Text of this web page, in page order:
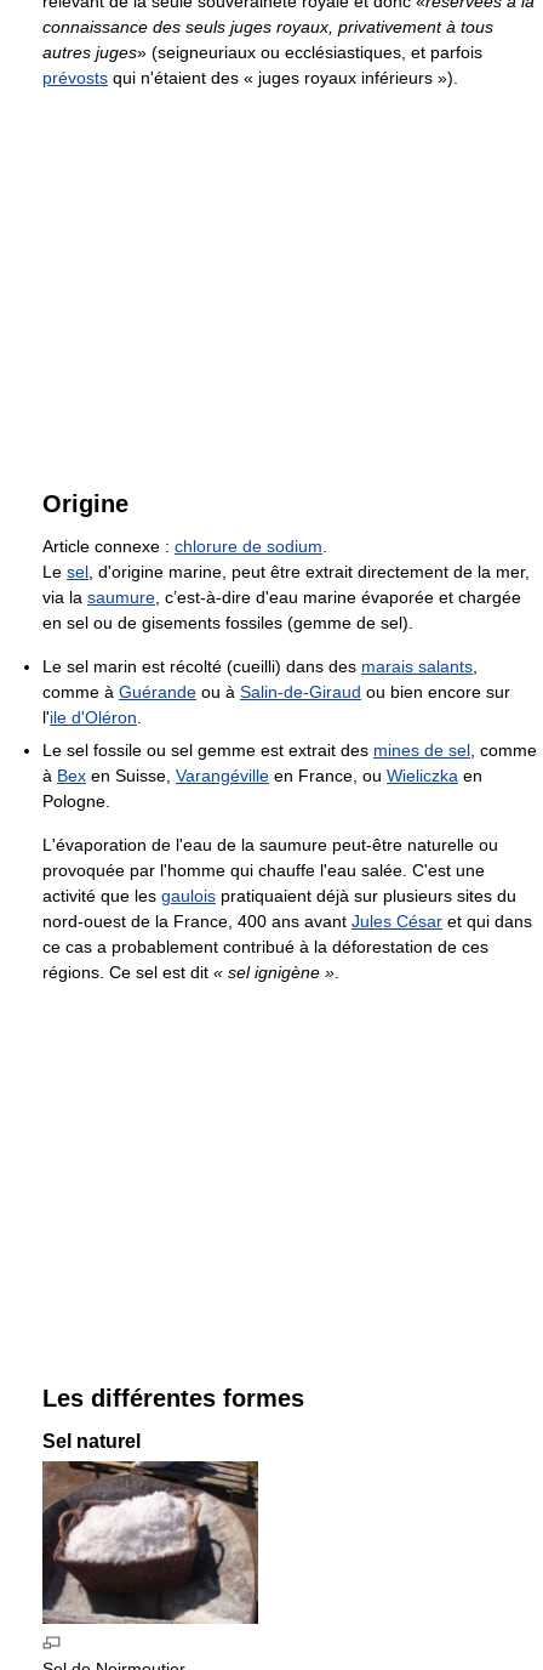
connaissance des seuls juges royaux, privativement à tous
autres juges» (seigneuriaux ou ecclésiastiques, et parfois
prévosts qui n'étaient des « juges royaux inférieurs »).
Origine
Article connexe : chlorure de sodium.
Le sel, d'origine marine, peut être extrait directement de la mer,
via la saumure, c’est-à-dire d'eau marine évaporée et chargée
en sel ou de gisements fossiles (gemme de sel).
Le sel marin est récolté (cueilli) dans des marais salants,
comme à Guérande ou à Salin-de-Giraud ou bien encore sur
l'ile d'Oléron.
Le sel fossile ou sel gemme est extrait des mines de sel, comme
à Bex en Suisse, Varangéville en France, ou Wieliczka en
Pologne.
L'évaporation de l'eau de la saumure peut-être naturelle ou
provoquée par l'homme qui chauffe l'eau salée. C'est une
activité que les gaulois pratiquaient déjà sur plusieurs sites du
nord-ouest de la France, 400 ans avant Jules César et qui dans
ce cas a probablement contribué à la déforestation de ces
régions. Ce sel est dit « sel ignigène ».
Les différentes formes
Sel naturel